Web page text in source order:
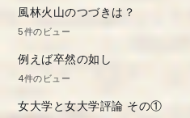
風林火山のつづきは？
5件のビュー
例えば卒然の如し
4件のビュー
女大学と女大学評論 その①